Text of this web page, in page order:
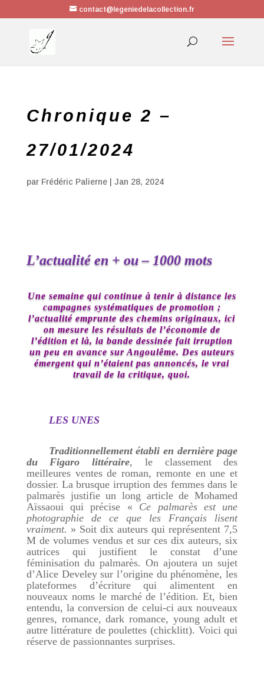
contact@legeniedelacollection.fr
Chronique 2 –
27/01/2024
par Frédéric Palierne| Jan 28, 2024
L’actualité en + ou – 1000 mots
Une semaine qui continue à tenir à distance les
campagnes systématiques de promotion ;
l’actualité emprunte des chemins originaux, ici
on mesure les résultats de l’économie de
l’édition et là, la bande dessinée fait irruption
un peu en avance sur Angoulême. Des auteurs
émergent qui n’étaient pas annoncés, le vrai
travail de la critique, quoi.
LES UNES
Traditionnellement établi en dernière page
du Figaro littéraire, le classement des
meilleures ventes de roman, remonte en une et
dossier. La brusque irruption des femmes dans le
palmarès justifie un long article de Mohamed
Aïssaoui qui précise « Ce palmarès est une
photographie de ce que les Français lisent
vraiment. » Soit dix auteurs qui représentent 7,5
M de volumes vendus et sur ces dix auteurs, six
autrices qui justifient le constat d’une
féminisation du palmarès. On ajoutera un sujet
d’Alice Develey sur l’origine du phénomène, les
plateformes d’écriture qui alimentent en
nouveaux noms le marché de l’édition. Et, bien
entendu, la conversion de celui-ci aux nouveaux
genres, romance, dark romance, young adult et
autre littérature de poulettes (chicklitt). Voici qui
réserve de passionnantes surprises.